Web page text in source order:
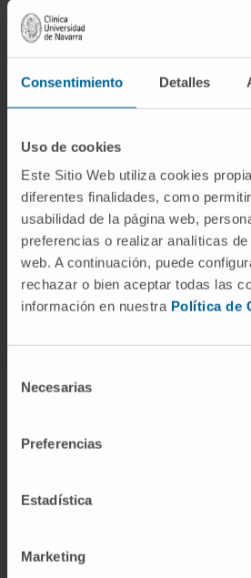
Consentimiento Detalles
Uso de cookies
Este Sitio Web utiliza cookies
diferentes finalidades, como
usabilidad de la página web,
preferencias o realizar analíticas
web. A continuación, puede
rechazar o bien aceptar todas las
información en nuestra Política de
Necesarias
Preferencias
Estadística
Marketing
en 2022.
Activité
En enseignement
Activité d’enseignement à
Juan Carlos.
Tuteur de résidents.